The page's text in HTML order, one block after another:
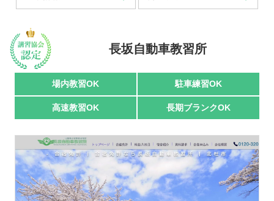
駅名で探す
おすすめ業者
長坂自動車教習所
場内教習OK 駐車練習OK
高速教習OK 長期ブランクOK